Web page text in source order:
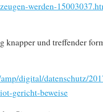
werden-
knapper und treffender
digital/datenschutz/
gericht-beweise